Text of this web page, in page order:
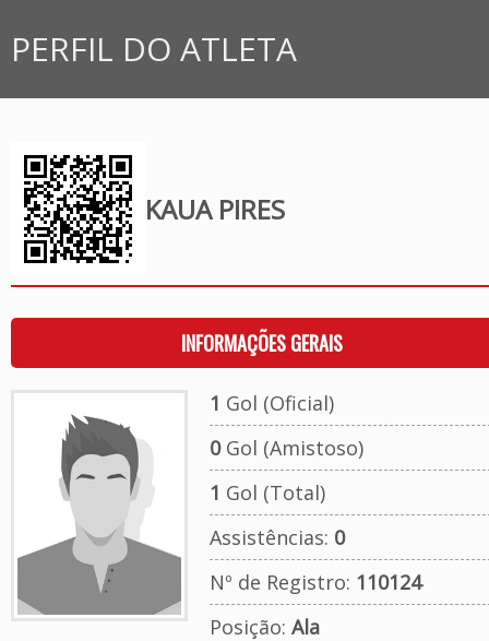
PERFIL DO ATLETA
KAUA PIRES
INFORMAÇÕES GERAIS
1 Gol (Oficial)
0Gol (Amistoso)
1 Gol (Total)
Assistências: 0
Nº de Registro: 110124
Posição: Ala